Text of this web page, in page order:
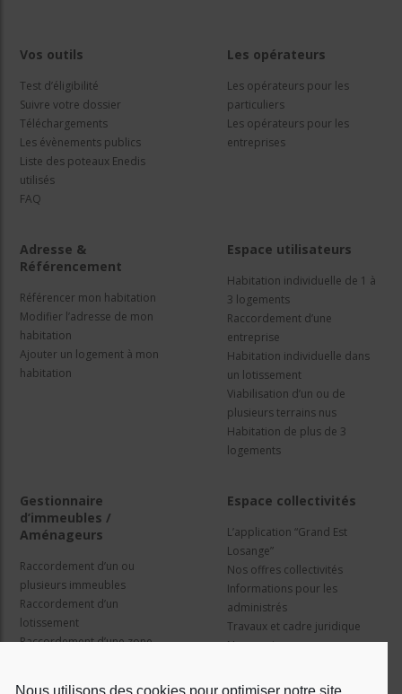
Nous utilisons des cookies pour optimiser notre site
Vos outils
Test d’éligibilité
Suivre votre dossier
Téléchargements
Les évènements publics
Liste des poteaux Enedis
utilisés
FAQ
Les opérateurs
Les opérateurs pour les
particuliers
Les opérateurs pour les
entreprises
Adresse &
Référencement
Référencer mon habitation
Modifier l’adresse de mon
habitation
Ajouter un logement à mon
habitation
Espace utilisateurs
Habitation individuelle de 1 à
3 logements
Raccordement d’une
entreprise
Habitation individuelle dans
un lotissement
Viabilisation d’un ou de
plusieurs terrains nus
Habitation de plus de 3
logements
Gestionnaire
d’immeubles /
Aménageurs
Raccordement d’un ou
plusieurs immeubles
Raccordement d’un
lotissement
Raccordement d’une zone
Espace collectivités
L’application “Grand Est
Losange”
Nos offres collectivités
Informations pour les
administrés
Travaux et cadre juridique
Nos services